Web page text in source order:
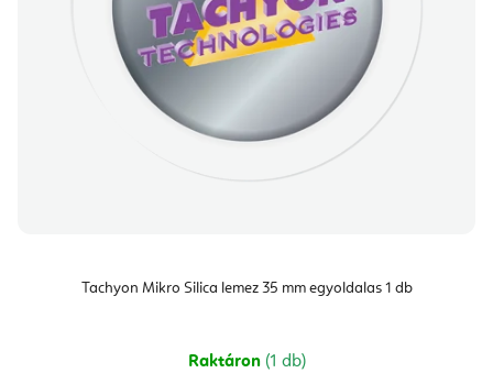
Tachyon Mikro Silica lemez 35 mm egyoldalas 1 db
Raktáron (1 db)